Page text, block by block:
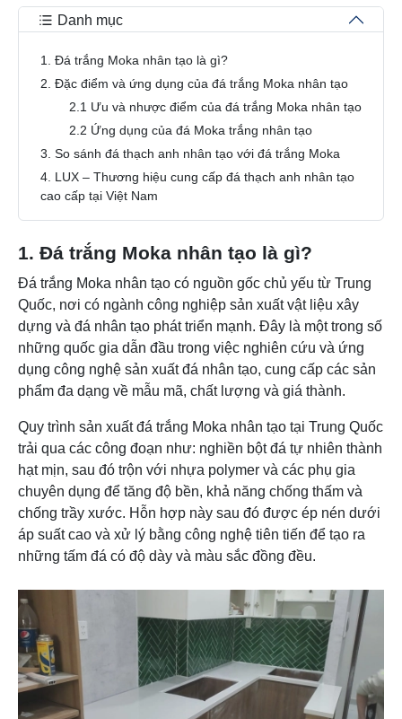
Danh mục
1. Đá trắng Moka nhân tạo là gì?
2. Đặc điểm và ứng dụng của đá trắng Moka nhân tạo
2.1 Ưu và nhược điểm của đá trắng Moka nhân tạo
2.2 Ứng dụng của đá Moka trắng nhân tạo
3. So sánh đá thạch anh nhân tạo với đá trắng Moka
4. LUX – Thương hiệu cung cấp đá thạch anh nhân tạo
cao cấp tại Việt Nam
1. Đá trắng Moka nhân tạo là gì?
Đá trắng Moka nhân tạo có nguồn gốc chủ yếu từ Trung
Quốc, nơi có ngành công nghiệp sản xuất vật liệu xây
dựng và đá nhân tạo phát triển mạnh. Đây là một trong số
những quốc gia dẫn đầu trong việc nghiên cứu và ứng
dụng công nghệ sản xuất đá nhân tạo, cung cấp các sản
phẩm đa dạng về mẫu mã, chất lượng và giá thành.
Quy trình sản xuất đá trắng Moka nhân tạo tại Trung Quốc
trải qua các công đoạn như: nghiền bột đá tự nhiên thành
hạt mịn, sau đó trộn với nhựa polymer và các phụ gia
chuyên dụng để tăng độ bền, khả năng chống thấm và
chống trầy xước. Hỗn hợp này sau đó được ép nén dưới
áp suất cao và xử lý bằng công nghệ tiên tiến để tạo ra
những tấm đá có độ dày và màu sắc đồng đều.